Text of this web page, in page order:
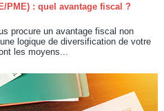
PME) : quel avantage fiscal ?
procure un avantage fiscal non
logique de diversification de votre
les moyens...